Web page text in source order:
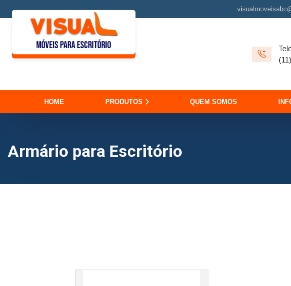
HOME PRODUTOS QUEM SOMOS
Armário para Escritório